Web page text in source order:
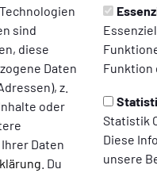
sind
diese
Daten
z.
oder
Daten
. Du
Funktion
Statistik
Diese
unsere
Gladbeck
zum Artikel